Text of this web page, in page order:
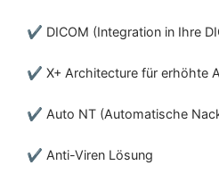
✔ DICOM (Integration in Ihre
✔ X+ Architecture für erhöhte
✔ Auto NT (Automatische
✔ Anti-Viren Lösung